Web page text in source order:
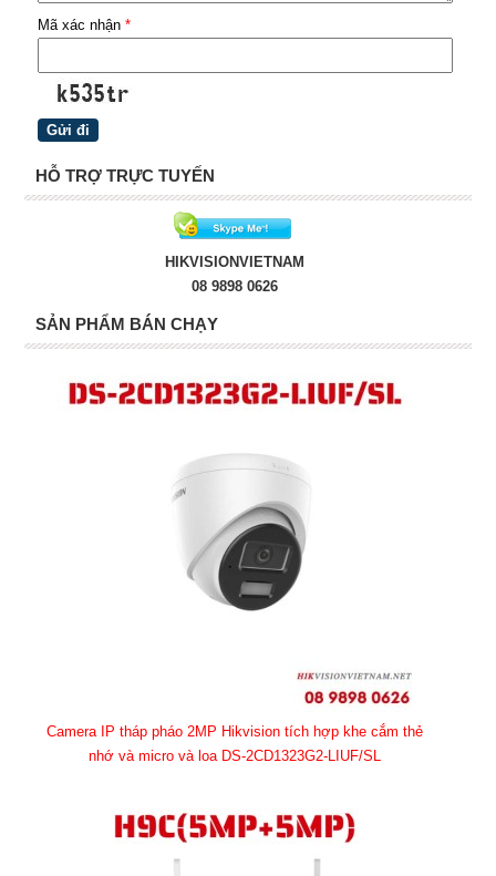
Mã xác nhận *
HỖ TRỢ TRỰC TUYẾN
HIKVISIONVIETNAM
08 9898 0626
SẢN PHẨM BÁN CHẠY
Camera IP tháp pháo 2MP Hikvision tích hợp khe cắm thẻ
nhớ và micro và loa DS-2CD1323G2-LIUF/SL